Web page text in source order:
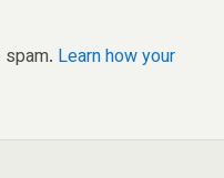
Learn how your